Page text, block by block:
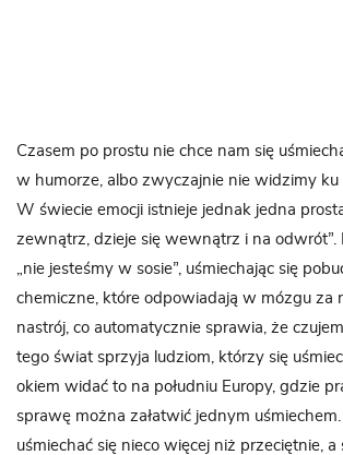
Czasem po prostu nie chce nam się
w humorze, albo zwyczajnie nie widzimy ku
W świecie emocji istnieje jednak jedna
zewnątrz, dzieje się wewnątrz i na odwrót”.
„nie jesteśmy w sosie”, uśmiechając się
chemiczne, które odpowiadają w mózgu za
nastrój, co automatycznie sprawia, że
tego świat sprzyja ludziom, którzy się
okiem widać to na południu Europy, gdzie
sprawę można załatwić jednym
uśmiechać się nieco więcej niż przeciętnie, a